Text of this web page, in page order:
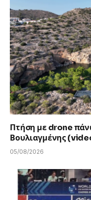
Πτήση με drone
Βουλιαγμένης
05/08/2026